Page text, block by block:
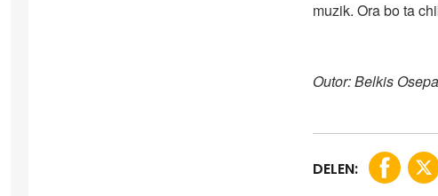
muzik. Ora bo ta
Outor: Belkis Osepa
DELEN: